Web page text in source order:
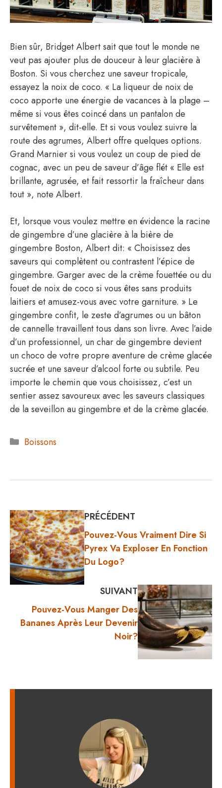
Bien sûr, Bridget Albert sait que tout le monde ne
veut pas ajouter plus de douceur à leur glacière à
Boston. Si vous cherchez une saveur tropicale,
essayez la noix de coco. « La liqueur de noix de
coco apporte une énergie de vacances à la plage –
même si vous êtes coincé dans un pantalon de
survêtement », dit-elle. Et si vous voulez suivre la
route des agrumes, Albert offre quelques options.
Grand Marnier si vous voulez un coup de pied de
cognac, avec un peu de saveur d’âge flét « Elle est
brillante, agrusée, et fait ressortir la fraîcheur dans
tout », note Albert.
Et, lorsque vous voulez mettre en évidence la racine
de gingembre d’une glacière à la bière de
gingembre Boston, Albert dit: « Choisissez des
saveurs qui complètent ou contrastent l’épice de
gingembre. Garger avec de la crème fouettée ou du
fouet de noix de coco si vous êtes sans produits
laitiers et amusez-vous avec votre garniture. » Le
gingembre confit, le zeste d’agrumes ou un bâton
de cannelle travaillent tous dans son livre. Avec l’aide
d’un professionnel, un char de gingembre devient
un choco de votre propre aventure de crème glacée
sucrée et une saveur d’alcool forte ou subtile. Peu
importe le chemin que vous choisissez, c’est un
sentier assez savoureux avec les saveurs classiques
de la seveillon au gingembre et de la crème glacée.
Catégories
Boissons
PRÉCÉDENT
Pouvez-Vous Vraiment Dire Si
Pyrex Va Exploser En Fonction
Du Logo?
SUIVANT
Pouvez-Vous Manger Des
Bananes Après Leur Devenir
Noir?